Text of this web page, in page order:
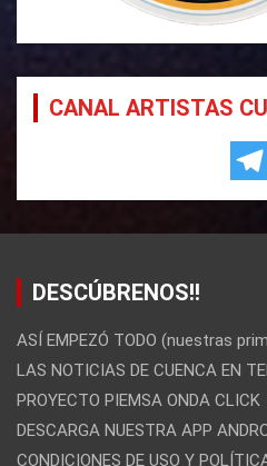
CANAL ARTISTAS
DESCÚBRENOS!!
ASÍ EMPEZÓ TODO (nuestras
LAS NOTICIAS DE CUENCA EN
PROYECTO PIEMSA ONDA CLICK
DESCARGA NUESTRA APP
CONDICIONES DE USO Y